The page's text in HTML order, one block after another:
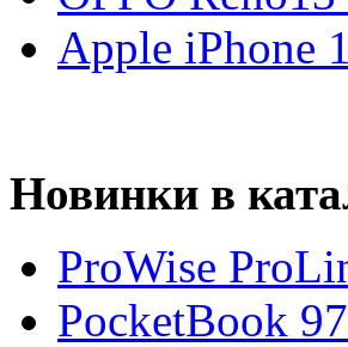
Apple iPhone
Новинки в
ProWise
PocketBook